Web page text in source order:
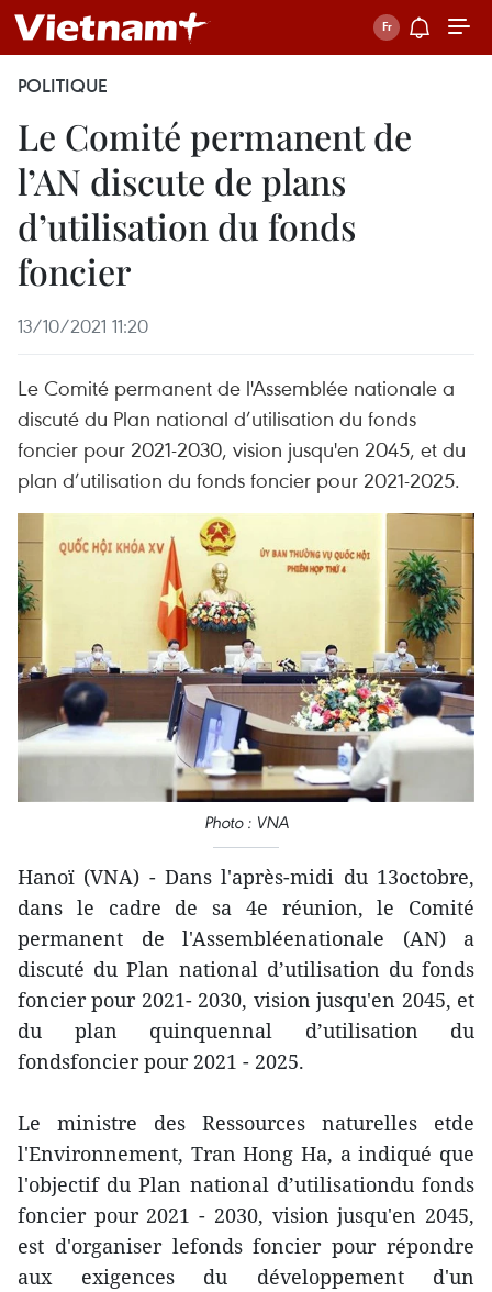
POLITIQUE
Le Comité permanent de
l’AN discute de plans
d’utilisation du fonds
foncier
13/10/2021 11:20
Le Comité permanent de l'Assemblée nationale a
discuté du Plan national d’utilisation du fonds
foncier pour 2021-2030, vision jusqu'en 2045, et du
plan d’utilisation du fonds foncier pour 2021-2025.
Photo : VNA
Hanoï (VNA) - Dans l'après-midi du 13octobre,
dans le cadre de sa 4e réunion, le Comité
permanent de l'Assembléenationale (AN) a
discuté du Plan national d’utilisation du fonds
foncier pour 2021- 2030, vision jusqu'en 2045, et
du plan quinquennal d’utilisation du
fondsfoncier pour 2021 - 2025.
Le ministre des Ressources naturelles etde
l'Environnement, Tran Hong Ha, a indiqué que
l'objectif du Plan national d’utilisationdu fonds
foncier pour 2021 - 2030, vision jusqu'en 2045,
est d'organiser lefonds foncier pour répondre
aux exigences du développement d'un